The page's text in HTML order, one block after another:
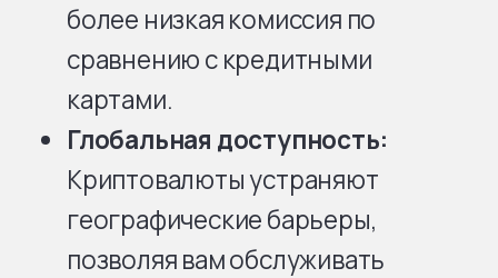
более низкая комиссия по
сравнению с кредитными
картами.
Глобальная доступность:
Криптовалюты устраняют
географические барьеры,
позволяя вам обслуживать